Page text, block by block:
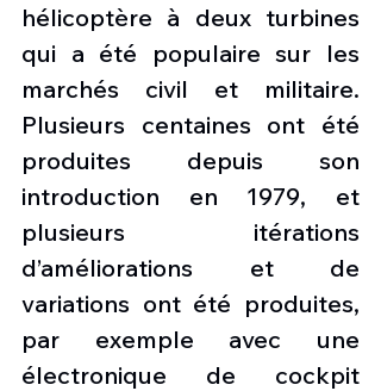
hélicoptère à deux turbines
qui a été populaire sur les
marchés civil et militaire.
Plusieurs centaines ont été
produites depuis son
introduction en 1979, et
plusieurs itérations
d’améliorations et de
variations ont été produites,
par exemple avec une
électronique de cockpit